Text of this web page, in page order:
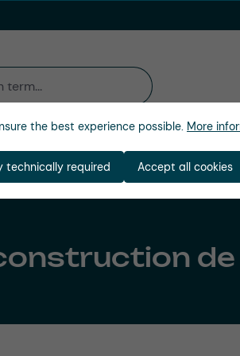
de
the best experience possible. More
technically required Accept all cookies